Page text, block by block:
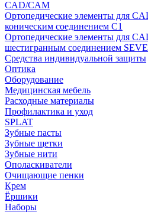
CAD/CAM
Ортопедические элементы для
коническим соединением С1
Ортопедические элементы для
шестигранным соединением
Средства индивидуальной защиты
Оптика
Оборудование
Медицинская мебель
Расходные материалы
Профилактика и уход
SPLAT
Зубные пасты
Зубные щетки
Зубные нити
Ополаскиватели
Очищающие пенки
Крем
Ёршики
Наборы